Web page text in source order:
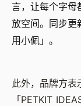
言，让每个字母
放空间。同步
用小佩」。
此外，品牌方表
「PETKIT